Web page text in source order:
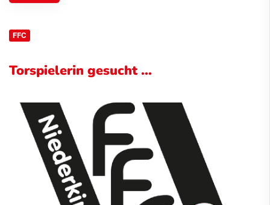
FFC
Torspielerin gesucht ...